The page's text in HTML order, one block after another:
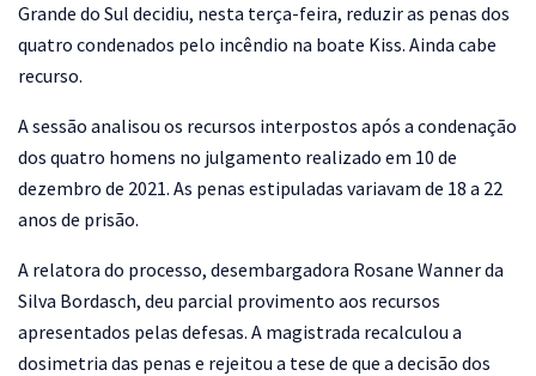
Grande do Sul decidiu, nesta terça-feira, reduzir as penas dos
quatro condenados pelo incêndio na boate Kiss. Ainda cabe
recurso.
A sessão analisou os recursos interpostos após a condenação
dos quatro homens no julgamento realizado em 10 de
dezembro de 2021. As penas estipuladas variavam de 18 a 22
anos de prisão.
A relatora do processo, desembargadora Rosane Wanner da
Silva Bordasch, deu parcial provimento aos recursos
apresentados pelas defesas. A magistrada recalculou a
dosimetria das penas e rejeitou a tese de que a decisão dos